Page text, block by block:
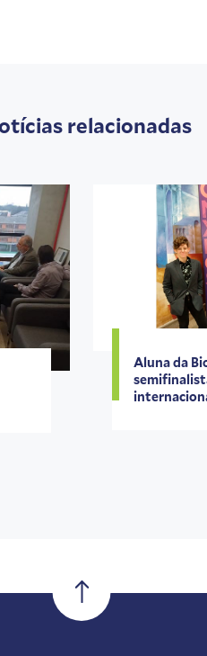
relacionadas
Aluna da